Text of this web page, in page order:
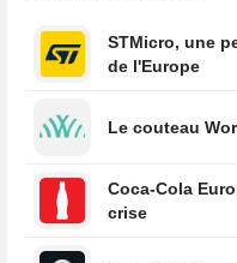
STMicro, une
de l'Europe
Le couteau
Coca-Cola
crise